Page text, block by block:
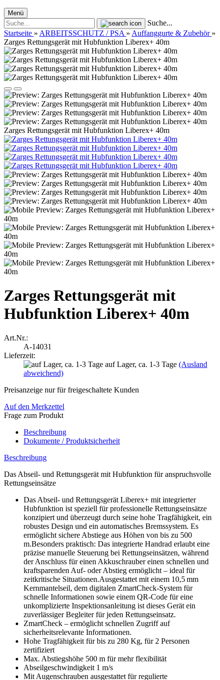
Menü
Suche...
Startseite » ARBEITSSCHUTZ / PSA » Auffanggurte & Zubehör »
Zarges Rettungsgerät mit Hubfunktion Liberex+ 40m
Zarges Rettungsgerät mit Hubfunktion Liberex+ 40m
Zarges Rettungsgerät mit
Hubfunktion Liberex+ 40m
Art.Nr.:
A-14031
Lieferzeit:
auf Lager, ca. 1-3 Tage (Ausland
abweichend)
Preisanzeige nur für freigeschaltete Kunden
Auf den Merkzettel
Frage zum Produkt
Beschreibung
Dokumente / Produktsicherheit
Beschreibung
Das Abseil- und Rettungsgerät mit Hubfunktion für anspruchsvolle
Rettungseinsätze
Das Abseil- und Rettungsgerät Liberex+ mit integrierter
Hubfunktion ist speziell für professionelle Rettungseinsätze
konzipiert und überzeugt durch seine hohe Tragfähigkeit, ein
robustes Design und ein automatisches Bremssystem. Es
ermöglicht sichere Abstiege aus Höhen von bis zu 500
m.Besonders praktisch: Das integrierte Handrad erlaubt eine
präzise manuelle Steuerung bei Rettungseinsätzen, während
der Anschluss für einen Akkuschrauber einen schnellen und
kraftsparenden Auf- oder Abstieg ermöglicht – ideal für
zeitkritische Situationen.Ausgestattet mit einem 10,5 mm
Kernmantelseil, dem digitalen ZmartCheck-System für
schnelle Informationen sowie einem QR-Code für eine
unkomplizierte Inspektionsanleitung ist dieses Gerät ein
zuverlässiger Begleiter für jeden Rettungseinsatz.
ZmartCheck – ermöglicht schnellen Zugriff auf
sicherheitsrelevante Informationen.
Hohe Tragfähigkeit für bis zu 280 Kg, für 2 Personen
zertifiziert
Max. Abstiegshöhe 500 m für mehr flexibilität
Abseilgeschwindigkeit 1 m/s
Mit Augenschrauben ausgestattet für regulierte